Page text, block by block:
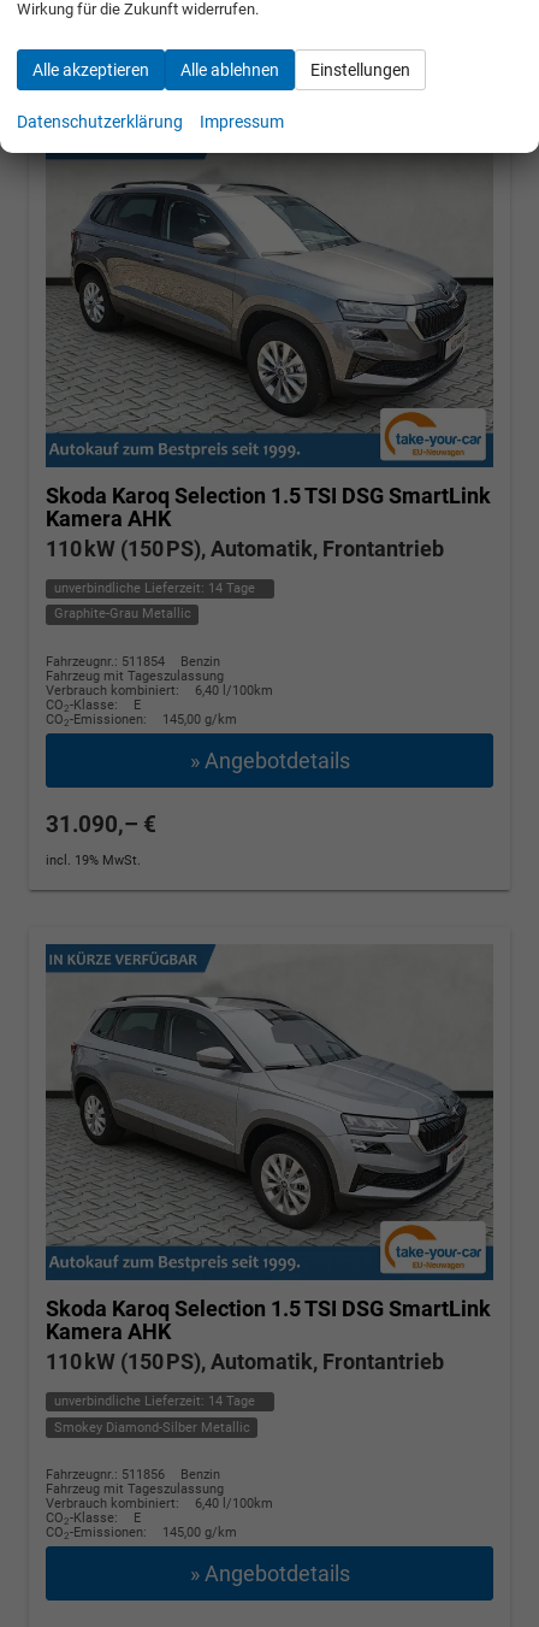
incl. 19% MwSt.
UVP:40.740,– €
Skoda Karoq Selection 1.5 TSI DSG SmartLink
Kamera AHK
110 kW (150 PS), Automatik, Frontantrieb
unverbindliche Lieferzeit: 14 Tage
Graphite-Grau Metallic
Fahrzeugnr.: 511854
Benzin
Fahrzeug mit Tageszulassung
Verbrauch kombiniert:
6,40 l/100km
CO2-Klasse:
E
CO2-Emissionen: 145,00 g/km
» Angebotdetails
31.090,– €
incl. 19% MwSt.
Skoda Karoq Selection 1.5 TSI DSG SmartLink
Kamera AHK
110 kW (150 PS), Automatik, Frontantrieb
unverbindliche Lieferzeit: 14 Tage
Smokey Diamond-Silber Metallic
Fahrzeugnr.: 511856
Benzin
Fahrzeug mit Tageszulassung
Verbrauch kombiniert:
6,40 l/100km
CO2-Klasse:
E
CO2-Emissionen: 145,00 g/km
» Angebotdetails
Wirkung für die Zukunft widerrufen.
Alle akzeptieren Alle ablehnen Einstellungen
Datenschutzerklärung Impressum